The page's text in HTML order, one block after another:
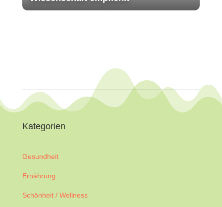
Kategorien
Gesundheit
Ernährung
Schönheit / Wellness